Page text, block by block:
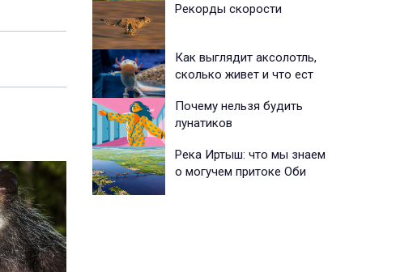
Рекорды скорости
Как выглядит аксолотль,
сколько живет и что ест
Почему нельзя будить
лунатиков
Река Иртыш: что мы знаем
о могучем притоке Оби